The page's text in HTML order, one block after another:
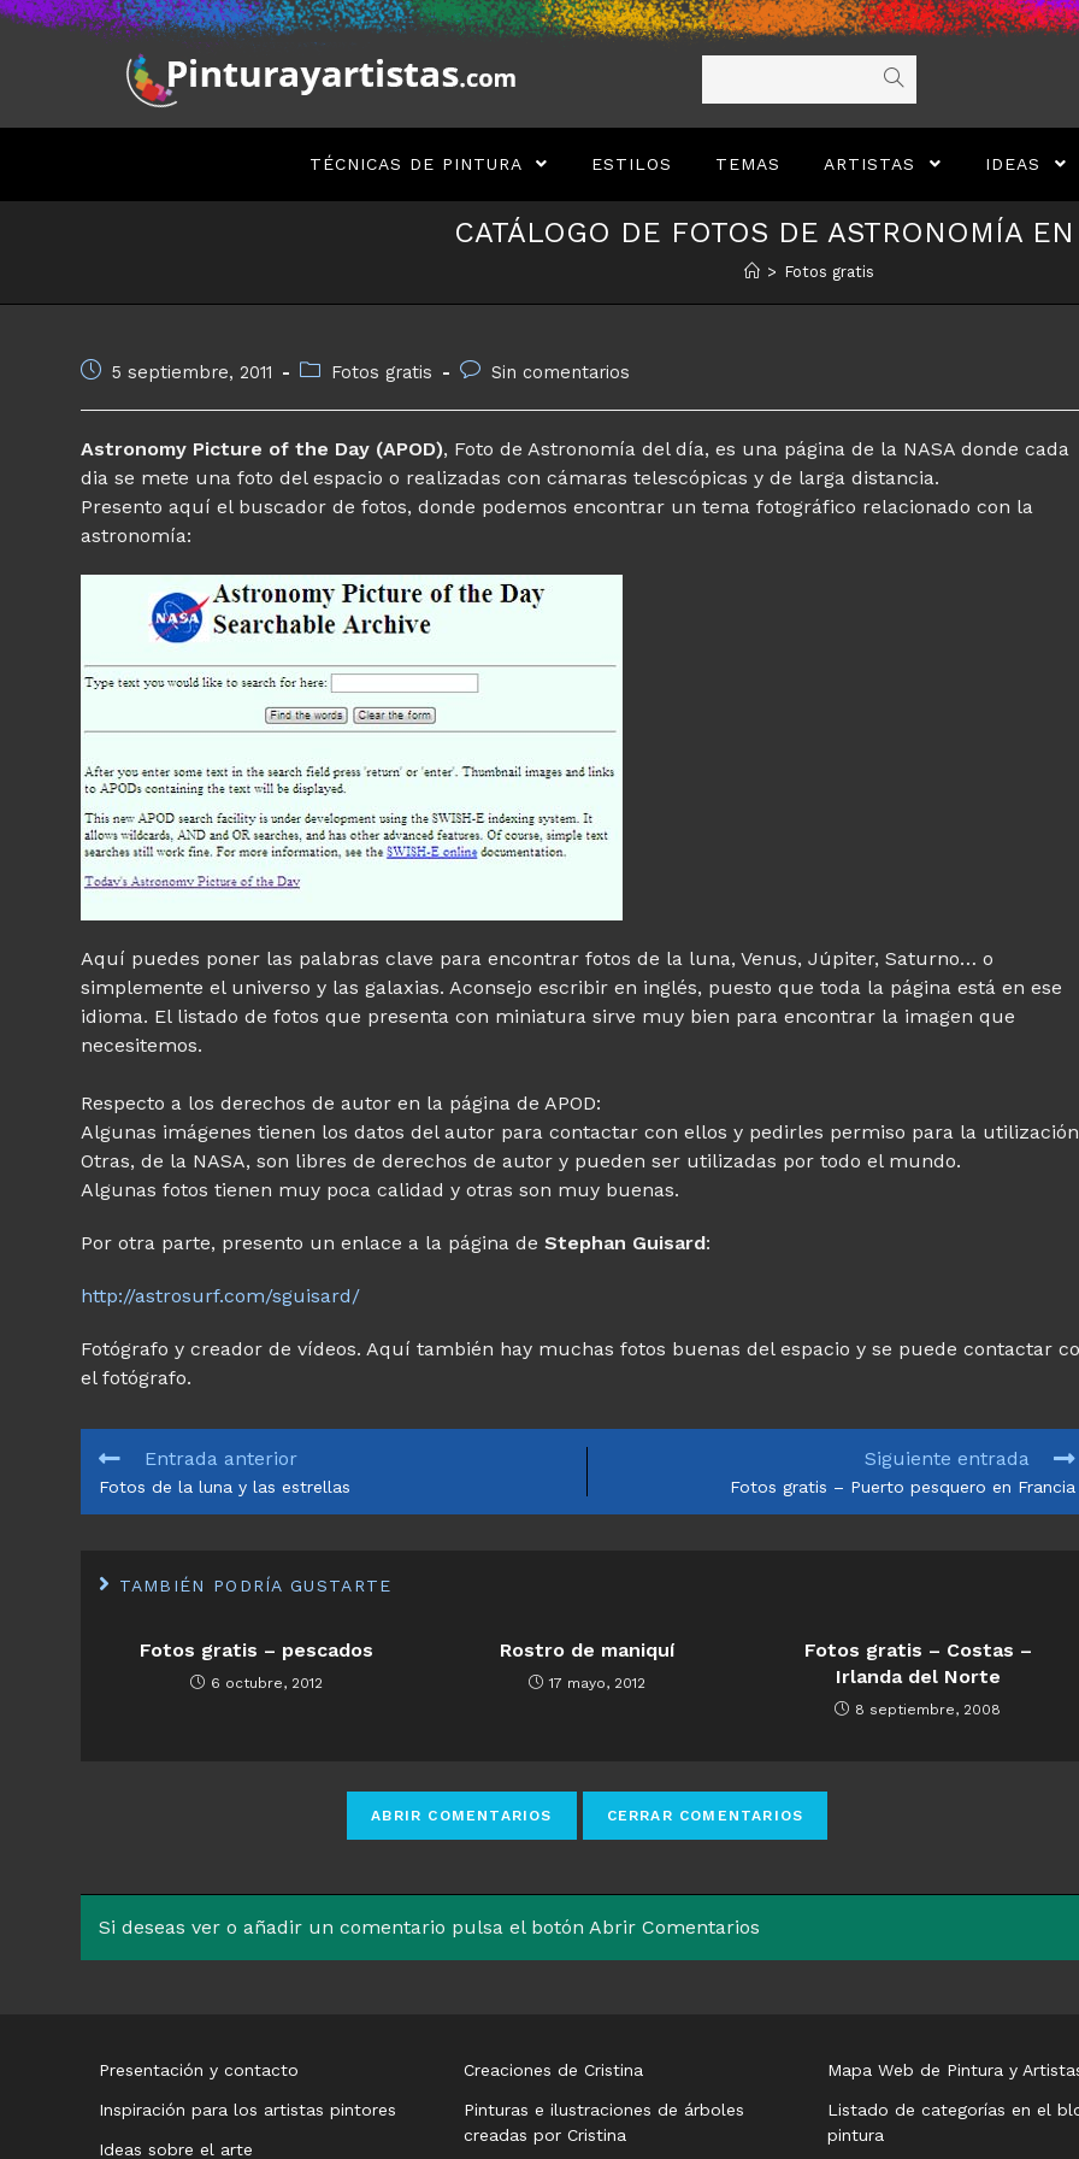
Saltar
TÉCNICAS DE PINTURA ESTILOS TEMAS ARTISTAS IDEAS
CATÁLOGO DE FOTOS DE ASTRONOMÍA
> Fotos gratis
Publicación
entrada:
5 septiembre, 2011
Categoría
entrada:
Fotos gratis
Comentarios
entrada:
Sin comentarios
Astronomy Picture of the Day (APOD), Foto de Astronomía del día, es una página de la NASA donde cada
dia se mete una foto del espacio o realizadas con cámaras telescópicas y de larga distancia.
Presento aquí el buscador de fotos, donde podemos encontrar un tema fotográfico relacionado con la
astronomía:
Aquí puedes poner las palabras clave para encontrar fotos de la luna, Venus, Júpiter, Saturno… o
simplemente el universo y las galaxias. Aconsejo escribir en inglés, puesto que toda la página está en ese
idioma. El listado de fotos que presenta con miniatura sirve muy bien para encontrar la imagen que
necesitemos.
Respecto a los derechos de autor en la página de APOD:
Algunas imágenes tienen los datos del autor para contactar con ellos y pedirles permiso para la
Otras, de la NASA, son libres de derechos de autor y pueden ser utilizadas por todo el mundo.
Algunas fotos tienen muy poca calidad y otras son muy buenas.
Por otra parte, presento un enlace a la página deStephan Guisard:
http://astrosurf.com/sguisard/
Fotógrafo y creador de vídeos. Aquí también hay muchas fotos buenas del espacio y se puede contactar
el fotógrafo.
LEER
ARTÍCULOS
Entrada anterior
Fotos de la luna y las estrellas
Siguiente entrada
Fotos gratis – Puerto pesquero en Francia
TAMBIÉN PODRÍA GUSTARTE
Fotos gratis – pescados
6 octubre, 2012
Rostro de maniquí
17 mayo, 2012
Fotos gratis – Costas –
Irlanda del Norte
8 septiembre, 2008
Si deseas ver o añadir un comentario pulsa el botón Abrir Comentarios
Presentación y contacto
Inspiración para los artistas pintores
Ideas sobre el arte
Creaciones de Cristina
Pinturas e ilustraciones de árboles
creadas por Cristina
Mapa Web de Pintura y
Listado de categorías en el
pintura